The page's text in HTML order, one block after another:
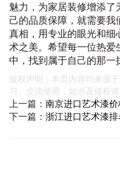
魅力，为家居装修增添
己的品质保障，就需要
真相，用专业的眼光和
术之美。希望每一位热
中，找到属于自己的那一
版权声明：本页内容均来源
习、交流使用，如涉及侵权
上一篇： 南京进口艺术漆价
下一篇： 浙江进口艺术漆排